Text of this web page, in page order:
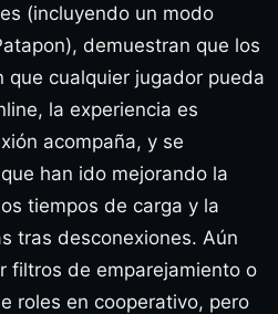
(incluyendo un modo
demuestran que los
que cualquier jugador pueda
la experiencia es
acompaña, y se
han ido mejorando la
tiempos de carga y la
tras desconexiones. Aún
filtros de emparejamiento o
roles en cooperativo, pero